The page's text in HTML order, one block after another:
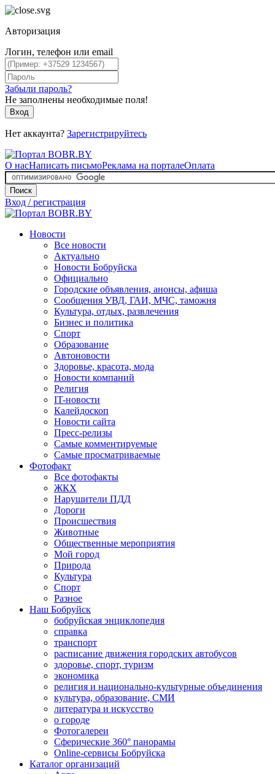
Авторизация
Логин, телефон или email
Забыли пароль?
Не заполнены необходимые поля!
Вход
Нет аккаунта? Зарегистрируйтесь
О насНаписать письмоРеклама на порталеОплата
Поиск
Вход / регистрация
Новости
Все новости
Актуально
Новости Бобруйска
Официально
Городские объявления, анонсы, афиша
Сообщения УВД, ГАИ, МЧС, таможня
Культура, отдых, развлечения
Бизнес и политика
Спорт
Образование
Автоновости
Здоровье, красота, мода
Новости компаний
Религия
IT-новости
Калейдоскоп
Новости сайта
Пресс-релизы
Самые комментируемые
Самые просматриваемые
Фотофакт
Все фотофакты
ЖКХ
Нарушители ПДД
Дороги
Происшествия
Животные
Общественные мероприятия
Мой город
Природа
Культура
Спорт
Разное
Наш Бобруйск
бобруйская энциклопедия
справка
транспорт
расписание движения городских автобусов
здоровье, спорт, туризм
экономика
религия и национально-культурные объединения
культура, образование, СМИ
литература и искусство
о городе
Фотогалереи
Сферические 360° панорамы
Online-сервисы Бобруйска
Каталог организаций